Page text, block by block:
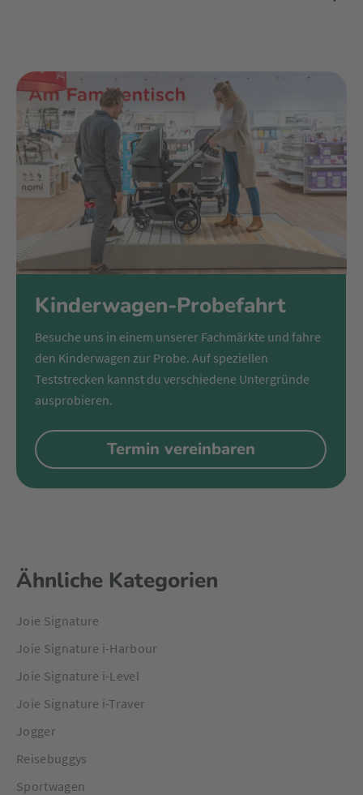
höhenverstellbare Beinauflage.
Für den Transport oder um den Kinderwagen zu verstauen
kannst du den Aeria einfach und kompakt zusammenfalten.
Den Kinderwagen kannst du schon in Kombination mit der
separat erhältlichen Babywanne oder Babyschale ab der
Geburt nutzen.
Zusätzliches Highlight
Der Aeria von Joie ist, dank dem herausragenden Design,
der Gewinner des Red Dot Awards 2021.
Kinderwagen-Probefahrt
Besuche uns in einem unserer Fachmärkte und fahre
den Kinderwagen zur Probe. Auf speziellen
Teststrecken kannst du verschiedene Untergründe
ausprobieren.
Termin vereinbaren
Ähnliche Kategorien
Joie Signature
Joie Signature i-Harbour
Joie Signature i-Level
Joie Signature i-Traver
Jogger
Reisebuggys
Sportwagen